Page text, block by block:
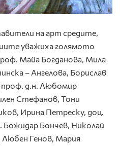
на арт средите,
уважиха голямото
Майа Богданова, Мила
– Ангелова, Борислав
проф. д.н. Любомир
Стефанов, Тони
Ирина Петреску, доц.
Божидар Бончев, Николай
Любен Генов, Мария